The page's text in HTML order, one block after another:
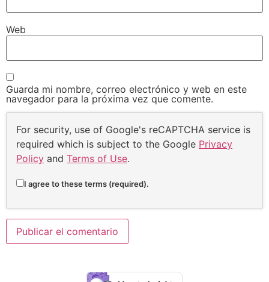
Web
Guarda mi nombre, correo electrónico y web en este
navegador para la próxima vez que comente.
For security, use of Google's reCAPTCHA service is
required which is subject to the Google Privacy
Policy and Terms of Use.
I agree to these terms (required).